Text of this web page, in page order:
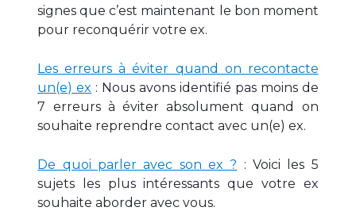
signes que c’est maintenant le bon moment
pour reconquérir votre ex.
Les erreurs à éviter quand on recontacte
un(e) ex : Nous avons identifié pas moins de
7 erreurs à éviter absolument quand on
souhaite reprendre contact avec un(e) ex.
De quoi parler avec son ex ? : Voici les 5
sujets les plus intéressants que votre ex
souhaite aborder avec vous.